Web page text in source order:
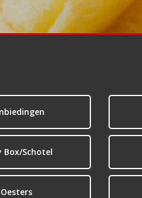
Box/Schotel
Oesters